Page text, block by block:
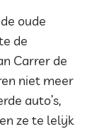
oude
de
Carrer de
niet meer
auto’s,
ze te lelijk